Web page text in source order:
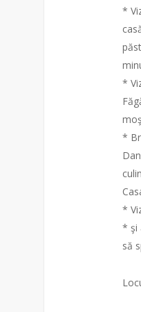
*
*
*
*
* şi
să